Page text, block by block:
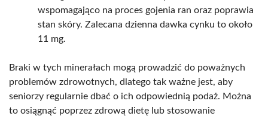
wspomagająco na proces gojenia ran oraz poprawia
stan skóry. Zalecana dzienna dawka cynku to około
11 mg.
Braki w tych minerałach mogą prowadzić do poważnych
problemów zdrowotnych, dlatego tak ważne jest, aby
seniorzy regularnie dbać o ich odpowiednią podaż. Można
to osiągnąć poprzez zdrową dietę lub stosowanie